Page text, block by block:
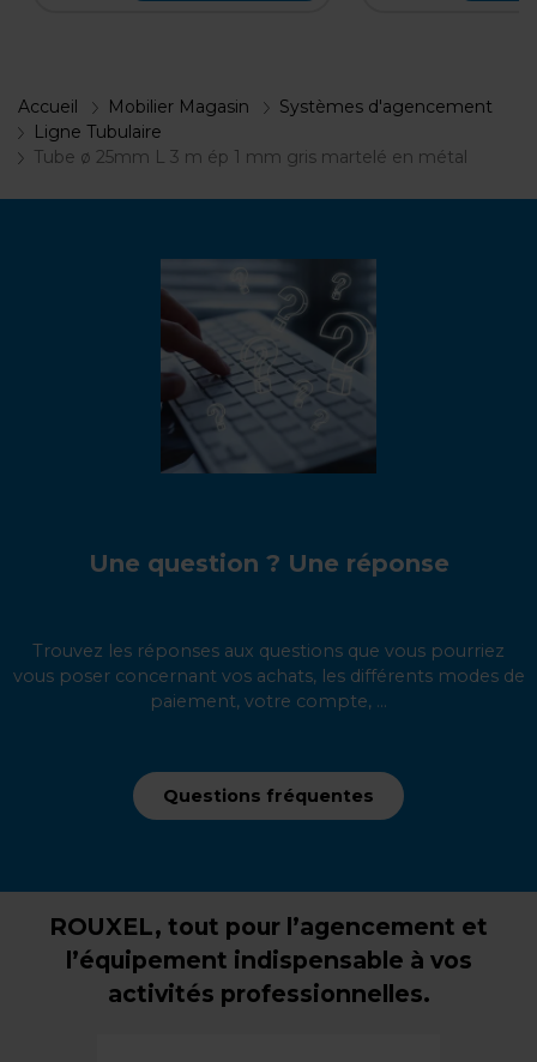
Accueil Mobilier Magasin
Systèmes d'agencement
Ligne Tubulaire
Tube ø 25mm L 3 m ép 1 mm gris martelé en métal
Une question ? Une réponse
Trouvez les réponses aux questions que vous pourriez
vous poser concernant vos achats, les différents modes de
paiement, votre compte, ...
Questions fréquentes
ROUXEL, tout pour l’agencement et
l’équipement indispensable à vos
activités professionnelles.